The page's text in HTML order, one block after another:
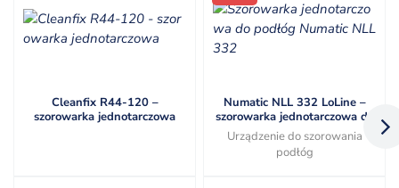
Cleanfix R44-120 –
szorowarka jednotarczowa
Numatic NLL 332 LoLine –
szorowarka jednotarczowa do
mycia podłóg
Urządzenie do szorowania
podłóg